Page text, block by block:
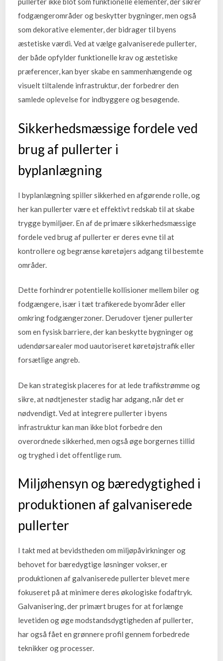
fodgængerområder og beskytter bygninger, men også
som dekorative elementer, der bidrager til byens
æstetiske værdi. Ved at vælge galvaniserede pullerter,
der både opfylder funktionelle krav og æstetiske
præferencer, kan byer skabe en sammenhængende og
visuelt tiltalende infrastruktur, der forbedrer den
samlede oplevelse for indbyggere og besøgende.
Sikkerhedsmæssige fordele ved
brug af pullerter i
byplanlægning
I byplanlægning spiller sikkerhed en afgørende rolle, og
her kan pullerter være et effektivt redskab til at skabe
trygge bymiljøer. En af de primære sikkerhedsmæssige
fordele ved brug af pullerter er deres evne til at
kontrollere og begrænse køretøjers adgang til bestemte
områder.
Dette forhindrer potentielle kollisioner mellem biler og
fodgængere, især i tæt trafikerede byområder eller
omkring fodgængerzoner. Derudover tjener pullerter
som en fysisk barriere, der kan beskytte bygninger og
udendørsarealer mod uautoriseret køretøjstrafik eller
forsætlige angreb.
De kan strategisk placeres for at lede trafikstrømme og
sikre, at nødtjenester stadig har adgang, når det er
nødvendigt. Ved at integrere pullerter i byens
infrastruktur kan man ikke blot forbedre den
overordnede sikkerhed, men også øge borgernes tillid
og tryghed i det offentlige rum.
Miljøhensyn og bæredygtighed i
produktionen af galvaniserede
pullerter
I takt med at bevidstheden om miljøpåvirkninger og
behovet for bæredygtige løsninger vokser, er
produktionen af galvaniserede pullerter blevet mere
fokuseret på at minimere deres økologiske fodaftryk.
Galvanisering, der primært bruges for at forlænge
levetiden og øge modstandsdygtigheden af pullerter,
har også fået en grønnere profil gennem forbedrede
teknikker og processer.